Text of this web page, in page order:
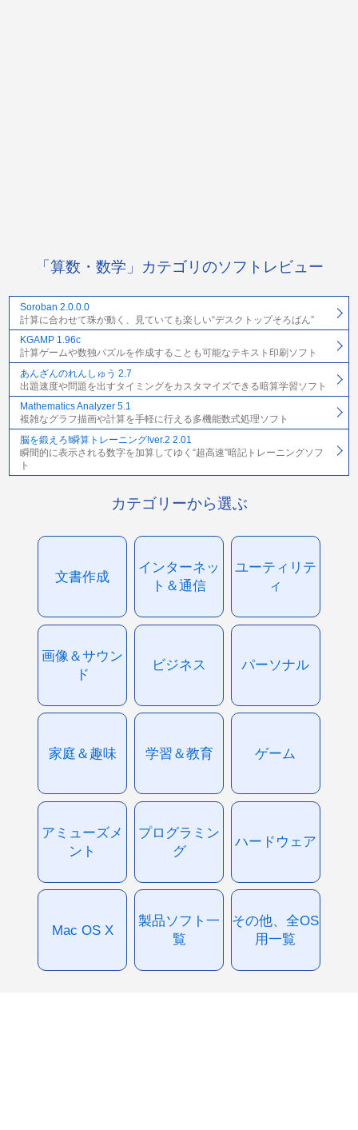
「算数・数学」カテゴリのソフトレビュー
Soroban 2.0.0.0
計算に合わせて珠が動く、見ていても楽しい“デスクトップそろばん”
KGAMP 1.96c
計算ゲームや数独パズルを作成することも可能なテキスト印刷ソフト
あんざんのれんしゅう 2.7
出題速度や問題を出すタイミングをカスタマイズできる暗算学習ソフト
Mathematics Analyzer 5.1
複雑なグラフ描画や計算を手軽に行える多機能数式処理ソフト
脳を鍛えろ!瞬算トレーニング!ver.2 2.01
瞬間的に表示される数字を加算してゆく“超高速”暗記トレーニングソフ
ト
カテゴリーから選ぶ
文書作成
インターネッ
ト＆通信
ユーティリテ
ィ
画像＆サウン
ド
ビジネス パーソナル
家庭＆趣味 学習＆教育 ゲーム
アミューズメ
ント
プログラミン
グ
ハードウェア
Mac OS X
製品ソフト一
覧
その他、全OS
用一覧